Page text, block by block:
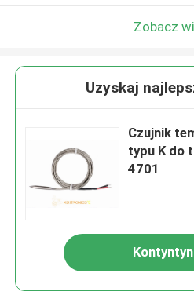
Zobacz
Uzyskaj
Czujnik
typu K do
4701